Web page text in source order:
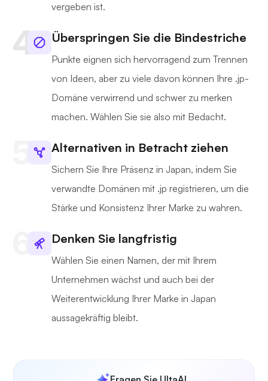
vergeben ist.
Überspringen Sie die Bindestriche
Punkte eignen sich hervorragend zum Trennen
von Ideen, aber zu viele davon können Ihre .jp-
Domäne verwirrend und schwer zu merken
machen. Wählen Sie sie also mit Bedacht.
Alternativen in Betracht ziehen
Sichern Sie Ihre Präsenz in Japan, indem Sie
verwandte Domänen mit .jp registrieren, um die
Stärke und Konsistenz Ihrer Marke zu wahren.
Denken Sie langfristig
Wählen Sie einen Namen, der mit Ihrem
Unternehmen wächst und auch bei der
Weiterentwicklung Ihrer Marke in Japan
aussagekräftig bleibt.